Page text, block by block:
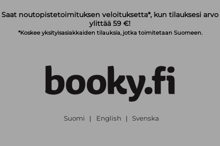
Saat noutopistetoimituksen veloituksetta*, kun tilauksesi arvo
ylittää 59 €!
*Koskee yksityisasiakkaiden tilauksia, jotka toimitetaan Suomeen.
Suomi | English | Svenska